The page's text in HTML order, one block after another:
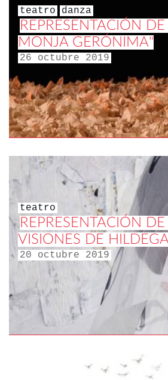
teatro danza
REPRESENTACIÓN
MONJA GERÓNIMA"
26 octubre 2019
teatro
REPRESENTACIÓN DE
VISIONES DE
20 octubre 2019